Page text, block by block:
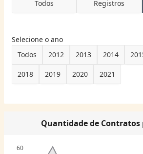
Todos
Registros
Selecione o ano
Todos
2012 2013 2014
2018 2019 2020 2021
Quantidade de Contratos
60